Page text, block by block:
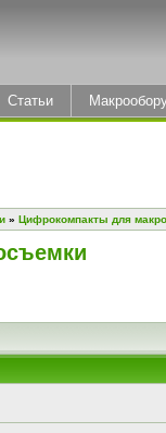
Статьи
» Цифрокомпакты для